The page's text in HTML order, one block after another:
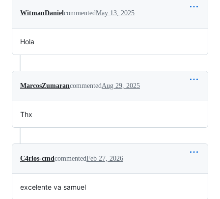
WitmanDanielcommentedMay 13, 2025
Hola
MarcosZumarancommentedAug 29, 2025
Thx
C4rlos-cmdcommentedFeb 27, 2026
excelente va samuel